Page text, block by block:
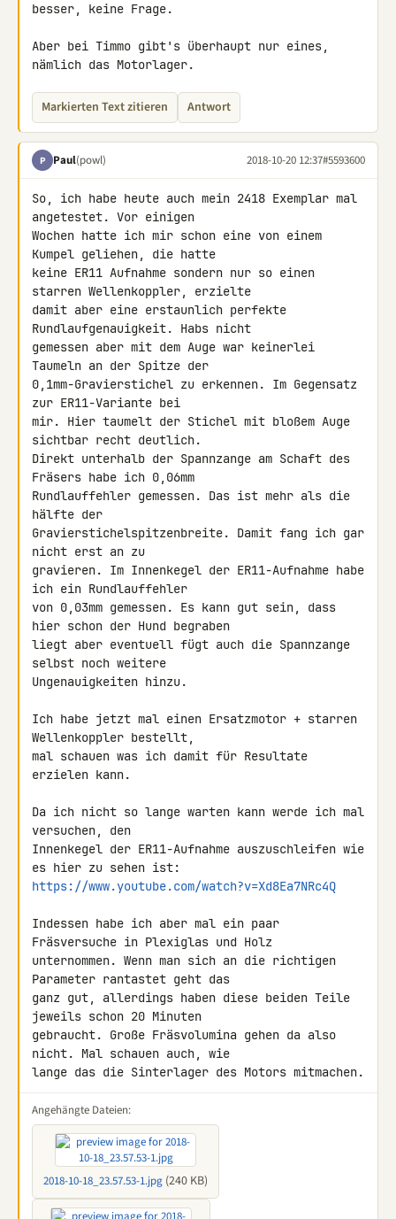
besser, keine Frage.
Aber bei Timmo gibt's überhaupt nur eines,
nämlich das Motorlager.
Markierten Text zitieren Antwort
P Paul(powl) 2018-10-20 12:37#5593600
So, ich habe heute auch mein 2418 Exemplar mal
angetestet. Vor einigen
Wochen hatte ich mir schon eine von einem
Kumpel geliehen, die hatte
keine ER11 Aufnahme sondern nur so einen
starren Wellenkoppler, erzielte
damit aber eine erstaunlich perfekte
Rundlaufgenauigkeit. Habs nicht
gemessen aber mit dem Auge war keinerlei
Taumeln an der Spitze der
0,1mm-Gravierstichel zu erkennen. Im Gegensatz
zur ER11-Variante bei
mir. Hier taumelt der Stichel mit bloßem Auge
sichtbar recht deutlich.
Direkt unterhalb der Spannzange am Schaft des
Fräsers habe ich 0,06mm
Rundlauffehler gemessen. Das ist mehr als die
hälfte der
Gravierstichelspitzenbreite. Damit fang ich gar
nicht erst an zu
gravieren. Im Innenkegel der ER11-Aufnahme habe
ich ein Rundlauffehler
von 0,03mm gemessen. Es kann gut sein, dass
hier schon der Hund begraben
liegt aber eventuell fügt auch die Spannzange
selbst noch weitere
Ungenauigkeiten hinzu.
Ich habe jetzt mal einen Ersatzmotor + starren
Wellenkoppler bestellt,
mal schauen was ich damit für Resultate
erzielen kann.
Da ich nicht so lange warten kann werde ich mal
versuchen, den
Innenkegel der ER11-Aufnahme auszuschleifen wie
https://www.youtube.com/watch?v=Xd8Ea7NRc4Q
Indessen habe ich aber mal ein paar
Fräsversuche in Plexiglas und Holz
unternommen. Wenn man sich an die richtigen
Parameter rantastet geht das
ganz gut, allerdings haben diese beiden Teile
jeweils schon 20 Minuten
gebraucht. Große Fräsvolumina gehen da also
nicht. Mal schauen auch, wie
lange das die Sinterlager des Motors mitmachen.
Angehängte Dateien:
2018-10-18_23.57.53-1.jpg (240 KB)